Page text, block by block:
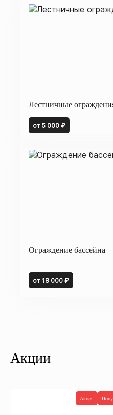
Лестничные
от 5 000 ₽
Ограждение бассейна
от 18 000 ₽
Акции
Акция